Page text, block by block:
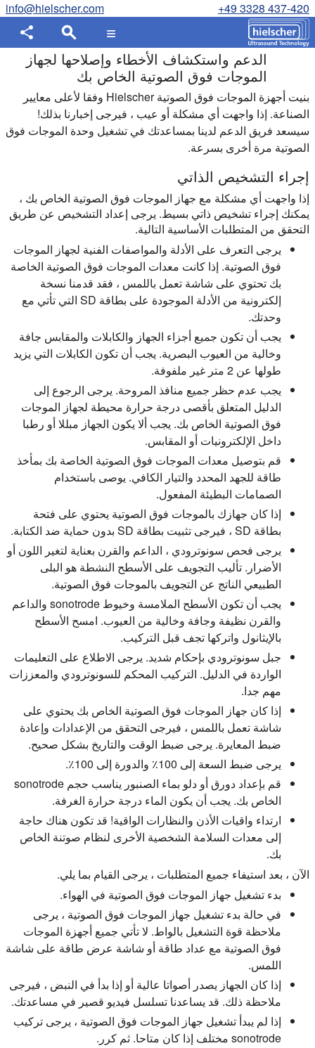
+49 3328 437-420
info@hielscher.com
الدعم واستكشاف الأخطاء وإصلاحها لجهاز
الموجات فوق الصوتية الخاص بك
بنيت أجهزة الموجات فوق الصوتية Hielscher وفقا لأعلى معايير
الصناعة. إذا واجهت أي مشكلة أو عيب ، فيرجى إخبارنا بذلك!
سيسعد فريق الدعم لدينا بمساعدتك في تشغيل وحدة الموجات فوق
الصوتية مرة أخرى بسرعة.
إجراء التشخيص الذاتي
إذا واجهت أي مشكلة مع جهاز الموجات فوق الصوتية الخاص بك ،
يمكنك إجراء تشخيص ذاتي بسيط. يرجى إعداد التشخيص عن طريق
التحقق من المتطلبات الأساسية التالية.
يرجى التعرف على الأدلة والمواصفات الفنية لجهاز الموجات
فوق الصوتية. إذا كانت معدات الموجات فوق الصوتية الخاصة
بك تحتوي على شاشة تعمل باللمس ، فقد قدمنا نسخة
إلكترونية من الأدلة الموجودة على بطاقة SD التي تأتي مع
وحدتك.
يجب أن تكون جميع أجزاء الجهاز والكابلات والمقابس جافة
وخالية من العيوب البصرية. يجب أن تكون الكابلات التي يزيد
طولها عن 2 متر غير ملفوفة.
يجب عدم حظر جميع منافذ المروحة. يرجى الرجوع إلى
الدليل المتعلق بأقصى درجة حرارة محيطة لجهاز الموجات
فوق الصوتية الخاص بك. يجب ألا يكون الجهاز مبللا أو رطبا
داخل الإلكترونيات أو المقابس.
قم بتوصيل معدات الموجات فوق الصوتية الخاصة بك بمأخذ
طاقة للجهد المحدد والتيار الكافي. يوصى باستخدام
الصمامات البطيئة المفعول.
إذا كان جهازك بالموجات فوق الصوتية يحتوي على فتحة
بطاقة SD ، فيرجى تثبيت بطاقة SD بدون حماية ضد الكتابة.
يرجى فحص سونوترودي ، الداعم والقرن بعناية لتغير اللون أو
الأضرار. تأليب التجويف على الأسطح النشطة هو البلى
الطبيعي الناتج عن التجويف بالموجات فوق الصوتية.
يجب أن تكون الأسطح الملامسة وخيوط sonotrode والداعم
والقرن نظيفة وجافة وخالية من العيوب. امسح الأسطح
بالإيثانول واتركها تجف قبل التركيب.
جبل سونوترودي بإحكام شديد. يرجى الاطلاع على التعليمات
الواردة في الدليل. التركيب المحكم للسونوترودي والمعززات
مهم جدا.
إذا كان جهاز الموجات فوق الصوتية الخاص بك يحتوي على
شاشة تعمل باللمس ، فيرجى التحقق من الإعدادات وإعادة
ضبط المعايرة. يرجى ضبط الوقت والتاريخ بشكل صحيح.
يرجى ضبط السعة إلى 100٪ والدورة إلى 100٪.
قم بإعداد دورق أو دلو بماء الصنبور يناسب حجم sonotrode
الخاص بك. يجب أن يكون الماء درجة حرارة الغرفة.
ارتداء واقيات الأذن والنظارات الواقية! قد تكون هناك حاجة
إلى معدات السلامة الشخصية الأخرى لنظام صوتنة الخاص
بك.
الآن ، بعد استيفاء جميع المتطلبات ، يرجى القيام بما يلي.
بدء تشغيل جهاز الموجات فوق الصوتية في الهواء.
في حالة بدء تشغيل جهاز الموجات فوق الصوتية ، يرجى
ملاحظة قوة التشغيل بالواط. لا تأتي جميع أجهزة الموجات
فوق الصوتية مع عداد طاقة أو شاشة عرض طاقة على شاشة
اللمس.
إذا كان الجهاز يصدر أصواتا عالية أو إذا بدأ في النبض ، فيرجى
ملاحظة ذلك. قد يساعدنا تسلسل فيديو قصير في مساعدتك.
إذا لم يبدأ تشغيل جهاز الموجات فوق الصوتية ، يرجى تركيب
sonotrode مختلف إذا كان متاحا. ثم كرر.